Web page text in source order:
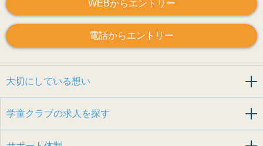
WEBからエントリー
電話からエントリー
大切にしている想い
学童クラブの求人を探す